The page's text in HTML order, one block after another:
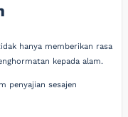
hanya memberikan rasa
kepada alam.
penyajian sesajen